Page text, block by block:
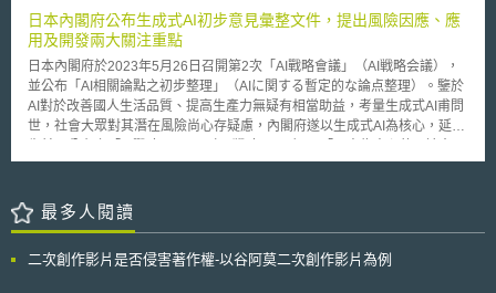
東協國家掌握工業4.0為全球所帶來預計高達1.2兆至3.7兆美元的龐大商
機。 根據國際知名管理顧問公司麥肯錫公司（McKinsey &
Company）的統計，工業4.0將能為東協國家帶來至少2160億至6270 億的
巨大製造業商機，除了前述加速關鍵新興科技領域專利審查的AIM試辦計畫
外，包含新加坡在內的九個合作國智財局將擴大合作範圍至專利合作條約
（Patent Cooperation Treaty，簡稱PCT），在為期三年的試辦期間內，專
利申請人將可選擇透過取得東協國際檢索局（ISA）與國際初步審查局
價值，亦同時鞏固新加坡作為創新中心的國際地位與經濟成長動能。
日本內閣府公布生成式AI初步意見彙整文件，提出風險因應、應
用及開發兩大關注重點
日本內閣府於2023年5月26日召開第2次「AI戰略會議」（AI戦略会議），
並公布「AI相關論點之初步整理」（AIに関する暫定的な論点整理）。鑒於
AI對於改善國人生活品質、提高生產力無疑有相當助益，考量生成式AI甫問
世，社會大眾對其潛在風險尚心存疑慮，內閣府遂以生成式AI為核心，延續
則」（人間中心の AI 社会原則），以「G7廣島峰會」（G7広島サミット）
應」及「應用與開發」兩大關注重點，供政府有關部門參考之同時，並期待
可激起各界對於生成式AI相關議題之關注與討論： 一、風險因應：AI開發
則應針對風險應對框架進行檢討，對於已知的風險，應先以現有的法律制
最多人閱讀
二次創作影片是否侵害著作權-以谷阿莫二次創作影片為例